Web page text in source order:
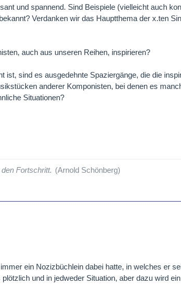
und spannend. Sind Beispiele (vielleicht auch
Verdanken wir das Hauptthema der x.ten
auch aus unseren Reihen, inspirieren?
ist, sind es ausgedehnte Spaziergänge, die die
anderer Komponisten, bei denen es
Situationen?
Fortschritt. (Arnold Schönberg)
ein Nozizbüchlein dabei hatte, in welches er
und in jedweder Situation, aber dazu wird